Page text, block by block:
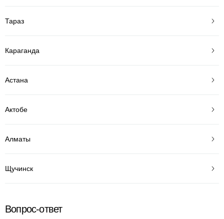
Тараз
Караганда
Астана
Актобе
Алматы
Щучинск
Вопрос-ответ